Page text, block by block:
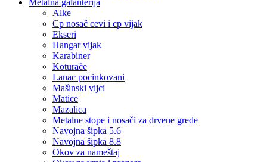
Metalna galanterija
Alke
Cp nosač cevi i cp vijak
Ekseri
Hangar vijak
Karabiner
Koturače
Lanac pocinkovani
Mašinski vijci
Matice
Mazalica
Metalne stope i nosači za drvene grede
Navojna šipka 5.6
Navojna šipka 8.8
Okov za nameštaj